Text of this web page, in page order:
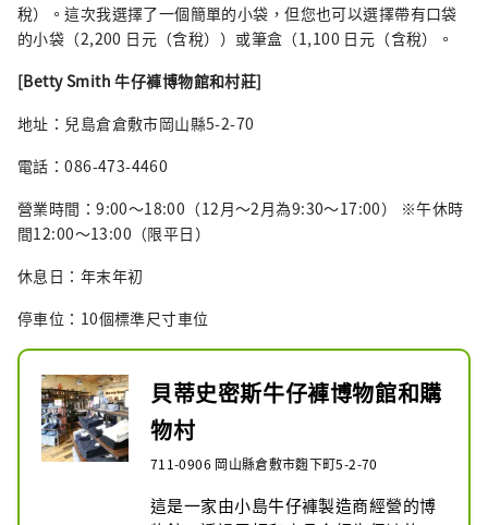
稅）。這次我選擇了一個簡單的小袋，但您也可以選擇帶有口袋
的小袋（2,200 日元（含稅））或筆盒（1,100 日元（含稅）。
[Betty Smith 牛仔褲博物館和村莊]
地址：兒島倉倉敷市岡山縣5-2-70
電話：086-473-4460
營業時間：9:00～18:00（12月～2月為9:30～17:00） ※午休時
間12:00～13:00（限平日）
休息日：年末年初
停車位：10個標準尺寸車位
貝蒂史密斯牛仔褲博物館和購
物村
711-0906 岡山縣倉敷市麴下町5-2-70
這是一家由小島牛仔褲製造商經營的博